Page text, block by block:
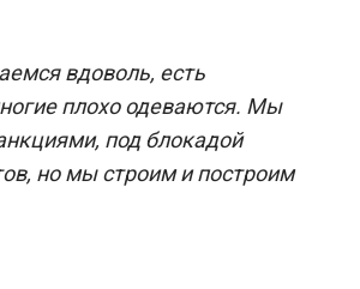
вдоволь, есть
плохо одеваются. Мы
под блокадой
но мы строим и построим